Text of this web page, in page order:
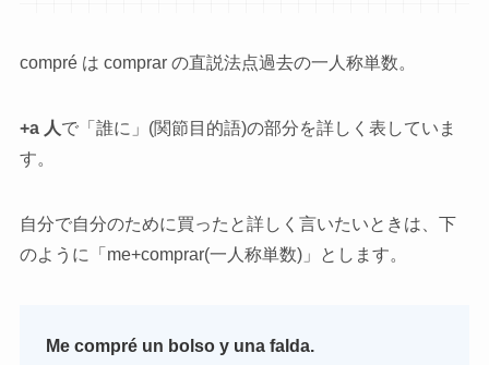
compré は comprar の直説法点過去の一人称単数。
+a 人で「誰に」(関節目的語)の部分を詳しく表していま
す。
自分で自分のために買ったと詳しく言いたいときは、下
のように「me+comprar(一人称単数)」とします。
Me compré un bolso y una falda.